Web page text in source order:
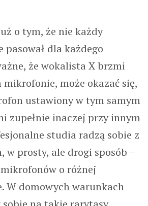
o tym, że nie każdy
dla każdego
że wokalista X brzmi
może okazać się,
ustawiony w tym samym
zupełnie inaczej przy innym
studia radzą sobie z
w prosty, ale drogi sposób –
o różnej
W domowych warunkach